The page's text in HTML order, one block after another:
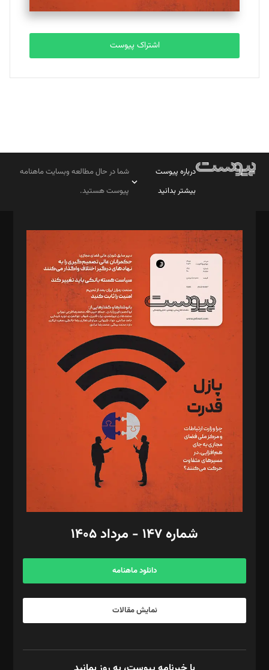
اشتراک پیوست
درباره پیوست
بیشتر بدانید
شما در حال مطالعه وبسایت ماهنامه
پیوست هستید.
مدیر مسئول: محمدباقر اثنی‌عشری
سردبیر: مهرک محمودی
دبیر تحریریه: میثم قاسمی
د‌بیر ناداستان: سمانه سمیع
د‌بیر خدمت و تجارت: ابوالفضل رجبی
د‌بیر حقوق فناوری: حسام‌الدین ایپکچی
د‌بیر پیوست جهان: مینا پاکدل
د‌بیر تحریریه آنلاین: بابک نقاش
تحریریه‌: مجتبی محمود‌ی، آرش برهمند، یسنا امان‌پور، سروش کرمیان،
مصطفی مسجدی آرانی، ابوالفضل رجبی، زهرا فکرانه، فائزه فتحی
رستمی،مصطفی باستان
ویرایش: نگار استاد‌‌آقا
طراح یونیفرم: مجید توکلی
فیلمبرداری و عکاسی: امیر شفیعی، مانی لطفی زاده
گرافیک و صفحه‌آرایی: سید‌سبحان‌علی ثابت
مد‌یر توسعه تجاری: کامبیز برید‌
امور مالی: شاپور رهبری، محمد‌ کاظمی‌نیا
آگهی و مشترکین: ۰۹۱۹۹۹۹۰۴۵۴
شماره ۱۴۷ - مرداد ۱۴۰۵
دانلود ماهنامه
نمایش مقالات